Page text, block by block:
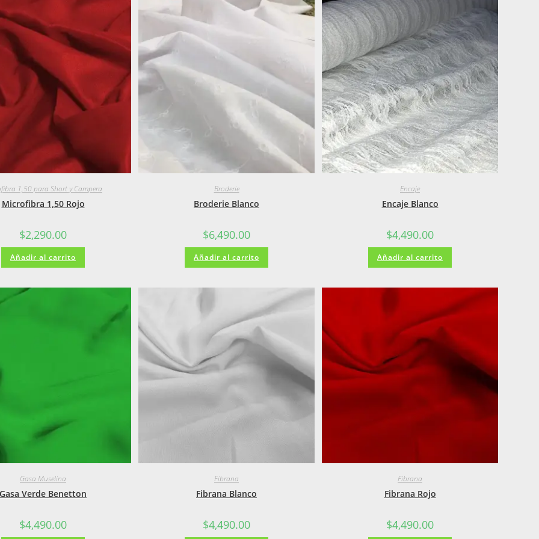
1,50 para Short y Campera
Microfibra 1,50 Rojo
$2,290.00
Añadir al carrito
Broderie
Broderie Blanco
$6,490.00
Añadir al carrito
Encaje
Encaje Blanco
$4,490.00
Añadir al carrito
Gasa Muselina
Gasa Verde Benetton
$4,490.00
Fibrana
Fibrana Blanco
$4,490.00
Fibrana
Fibrana Rojo
$4,490.00